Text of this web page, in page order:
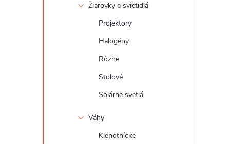
Žiarovky a svietidlá
Projektory
Halogény
Rôzne
Stolové
Solárne svetlá
Váhy
Klenotnícke